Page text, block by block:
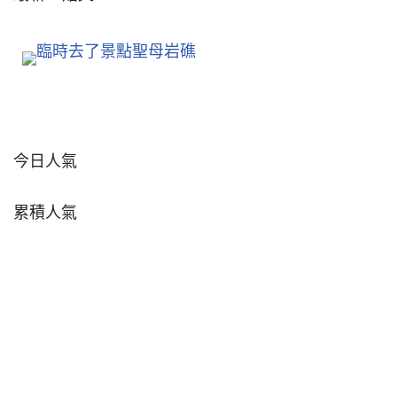
今日人氣
累積人氣